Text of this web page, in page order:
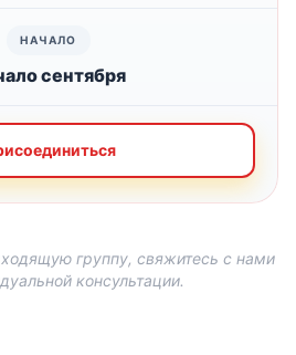
сентября
группу, свяжитесь с нами
консультации.